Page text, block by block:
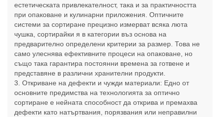
естетическата привлекателност, така и за практичността
при опаковане и кулинарни приложения. Оптичните
системи за сортиране прецизно измерват всяка люта
чушка, сортирайки я в категории въз основа на
предварително определени критерии за размер. Това не
само улеснява ефективните процеси на опаковане, но
също така гарантира постоянни времена за готвене и
представяне в различни хранителни продукти.
3. Откриване на дефекти и чужди материали: Едно от
основните предимства на технологията за оптично
сортиране е нейната способност да открива и премахва
дефекти като натъртвания, порязвания или неправилни